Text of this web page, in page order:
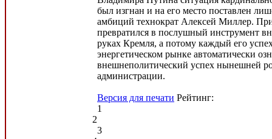
был изгнан и на его место поставлен
амбиций технократ Алексей Миллер.
превратился в послушный инструмент
руках Кремля, а потому каждый его
энергетическом рынке автоматически
внешнеполитический успех нынешней
администрации.
Версия для печати Рейтинг:
1
2
3